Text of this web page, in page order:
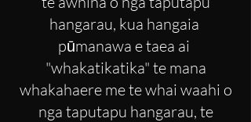
hangarau, kua hangaia
pūmanawa e taea ai
"whakatikatika" te mana
whakahaere me te whai waahi o
nga taputapu hangarau, te